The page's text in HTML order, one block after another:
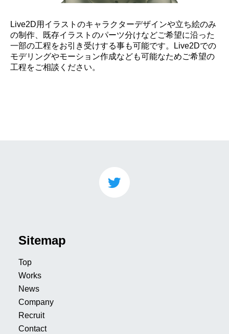
Live2D用イラストのキャラクターデザインや立ち絵のみ
の制作、既存イラストのパーツ分けなどご希望に沿った
一部の工程をお引き受けする事も可能です。Live2Dでの
モデリングやモーション作成なども可能なためご希望の
工程をご相談ください。
Sitemap
Top
Works
News
Company
Recruit
Contact